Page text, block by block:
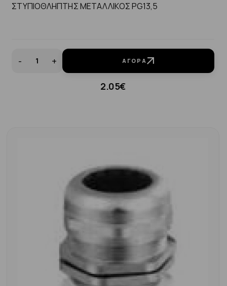
ΣΤΥΠΙΟΘΛΗΠΤΗΣ ΜΕΤΑΛΛΙΚΟΣ PG13,5
- + ΑΓΟΡΆ
2.05€